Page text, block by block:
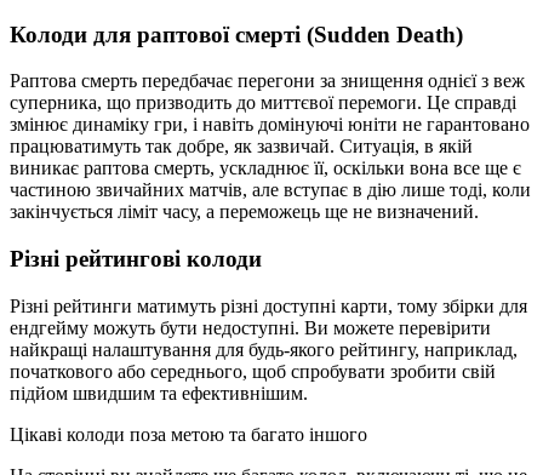
Колоди для раптової смерті (Sudden Death)
Раптова смерть передбачає перегони за знищення однієї з веж
суперника, що призводить до миттєвої перемоги. Це справді
змінює динаміку гри, і навіть домінуючі юніти не гарантовано
працюватимуть так добре, як зазвичай. Ситуація, в якій
виникає раптова смерть, ускладнює її, оскільки вона все ще є
частиною звичайних матчів, але вступає в дію лише тоді, коли
закінчується ліміт часу, а переможець ще не визначений.
Різні рейтингові колоди
Різні рейтинги матимуть різні доступні карти, тому збірки для
ендгейму можуть бути недоступні. Ви можете перевірити
найкращі налаштування для будь-якого рейтингу, наприклад,
початкового або середнього, щоб спробувати зробити свій
підйом швидшим та ефективнішим.
Цікаві колоди поза метою та багато іншого